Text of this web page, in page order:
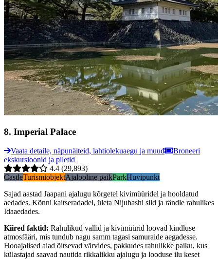
8. Imperial Palace
Vaata detaile, näpunäiteid, lahtiolekuaegu ja muud
Broneeri
ekskursioonid ja piletid
4.4 (29,893)
CastleTurismiobjektAjalooline paikParkHuvipunkt
Sajad aastad Jaapani ajalugu kõrgetel kivimüüridel ja hooldatud
aedades. Kõnni kaitseradadel, ületa Nijubashi sild ja rändle rahulikes
Idaaedades.
Kiired faktid: Rahulikud vallid ja kivimüürid loovad kindluse
atmosfääri, mis tundub nagu samm tagasi samuraide aegadesse.
Hooajalised aiad õitsevad värvides, pakkudes rahulikke paiku, kus
külastajad saavad nautida rikkalikku ajalugu ja looduse ilu keset